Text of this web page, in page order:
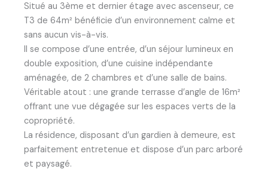
Situé au 3ème et dernier étage avec ascenseur, ce
T3 de 64m² bénéficie d’un environnement calme et
sans aucun vis-à-vis.
Il se compose d’une entrée, d’un séjour lumineux en
double exposition, d’une cuisine indépendante
aménagée, de 2 chambres et d’une salle de bains.
Véritable atout : une grande terrasse d’angle de 16m²
offrant une vue dégagée sur les espaces verts de la
copropriété.
La résidence, disposant d’un gardien à demeure, est
parfaitement entretenue et dispose d’un parc arboré
et paysagé.